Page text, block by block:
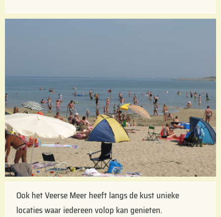
Ook het Veerse Meer heeft langs de kust unieke
locaties waar iedereen volop kan genieten.